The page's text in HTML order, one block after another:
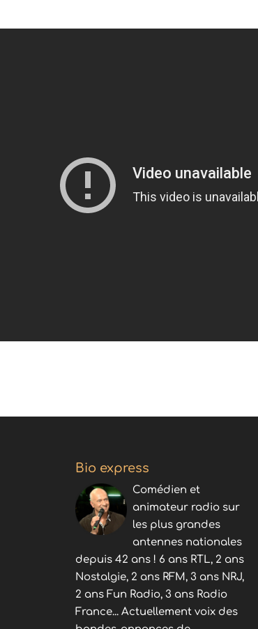
Bio express
Comédien et
animateur radio sur
les plus grandes
antennes nationales
depuis 42 ans ! 6 ans RTL, 2 ans
Nostalgie, 2 ans RFM, 3 ans NRJ,
2 ans Fun Radio, 3 ans Radio
France... Actuellement voix des